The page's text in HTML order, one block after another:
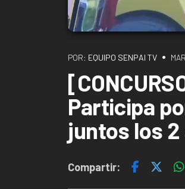
POR: EQUIPO SENPAI TV •
Participa
juntos los 2
Compartir: